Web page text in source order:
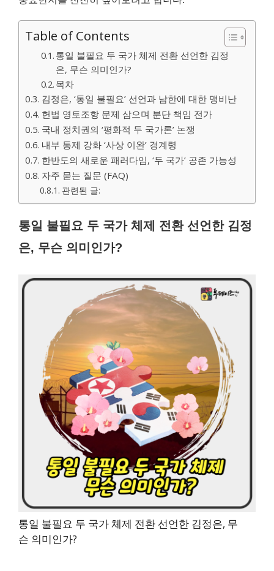
Table of Contents
통일 불필요 두 국가 체제 전환 선언한 김정
은, 무슨 의미인가?
목차
김정은, ‘통일 불필요’ 선언과 남한에 대한 맹비난
헌법 영토조항 문제 삼으며 분단 책임 전가
국내 정치권의 ‘평화적 두 국가론’ 논쟁
내부 통제 강화 ‘사상 이완’ 경계령
한반도의 새로운 패러다임, ‘두 국가’ 공존 가능성
자주 묻는 질문 (FAQ)
관련된 글:
통일 불필요 두 국가 체제 전환 선언한 김정
은, 무슨 의미인가?
통일 불필요 두 국가 체제 전환 선언한 김정은, 무
슨 의미인가?